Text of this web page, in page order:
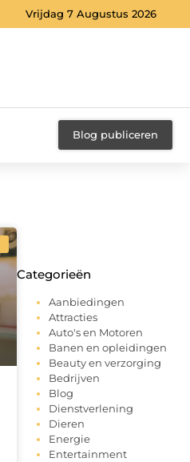
Vrijdag 7 Augustus 2026
Blog publiceren
Categorieën
Aanbiedingen
Attracties
Auto's en Motoren
Banen en opleidingen
Beauty en verzorging
Bedrijven
Blog
Dienstverlening
Dieren
Energie
Entertainment